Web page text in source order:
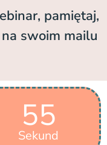
pamiętaj,
swoim mailu
54
Sekund